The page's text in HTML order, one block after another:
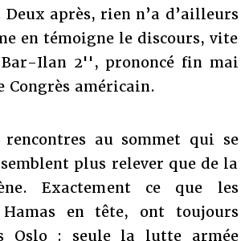
Deux après, rien n’a d’ailleurs
en témoigne le discours, vite
Ilan 2'', prononcé fin mai
Congrès américain.
au sommet qui se
plus relever que de la
Exactement ce que les
Hamas en tête, ont toujours
Oslo : seule la lutte armée